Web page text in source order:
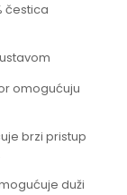
čestica
omogućuju
brzi pristup
duži